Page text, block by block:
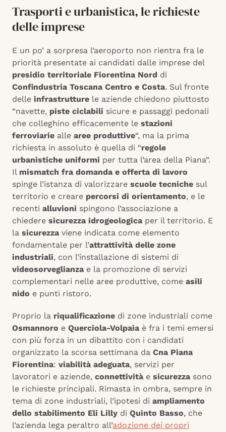
Trasporti e urbanistica, le richieste
delle imprese
E un po’ a sorpresa l’aeroporto non rientra fra le
priorità presentate ai candidati dalle imprese del
presidio territoriale Fiorentina Nord di
Confindustria Toscana Centro e Costa. Sul fronte
delle infrastrutture le aziende chiedono piuttosto
“navette, piste ciclabili sicure e passaggi pedonali
che colleghino efficacemente le stazioni
ferroviarie alle aree produttive“, ma la prima
richiesta in assoluto è quella di “regole
urbanistiche uniformi per tutta l’area della Piana”.
Il mismatch fra domanda e offerta di lavoro
spinge l’istanza di valorizzare scuole tecniche sul
territorio e creare percorsi di orientamento, e le
recenti alluvioni spingono l’associazione a
chiedere sicurezza idrogeologica per il territorio. E
la sicurezza viene indicata come elemento
fondamentale per l’attrattività delle zone
industriali, con l’installazione di sistemi di
videosorveglianza e la promozione di servizi
complementari nelle aree produttive, come asili
nido e punti ristoro.
Proprio la riqualificazione di zone industriali come
Osmannoro e Querciola-Volpaia è fra i temi emersi
con più forza in un dibattito con i candidati
organizzato la scorsa settimana da Cna Piana
Fiorentina: viabilità adeguata, servizi per
lavoratori e aziende, connettività e sicurezza sono
le richieste principali. Rimasta in ombra, sempre in
tema di zone industriali, l’ipotesi di ampliamento
dello stabilimento Eli Lilly di Quinto Basso, che
l’azienda lega peraltro all’adozione dei propri